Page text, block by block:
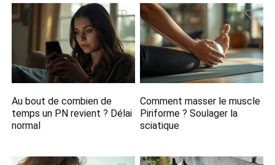
Au bout de combien de
temps un PN revient ? Délai
normal
Comment masser le muscle
Piriforme ? Soulager la
sciatique